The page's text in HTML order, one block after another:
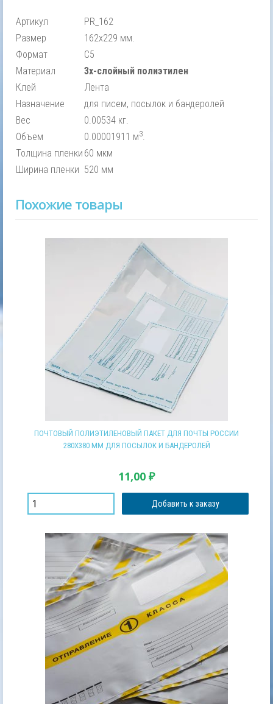
Артикул
PR_162
Размер
162х229 мм.
Формат
С5
Материал
3х-слойный полиэтилен
Клей
Лента
Назначение
для писем, посылок и бандеролей
Вес
0.00534 кг.
Объем
0.00001911 м3.
Толщина пленки 60 мкм
Ширина пленки 520 мм
Похожие товары
ПОЧТОВЫЙ ПОЛИЭТИЛЕНОВЫЙ ПАКЕТ ДЛЯ ПОЧТЫ РОССИИ
280Х380 ММ ДЛЯ ПОСЫЛОК И БАНДЕРОЛЕЙ
11,00 ₽
Добавить к заказу